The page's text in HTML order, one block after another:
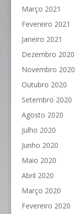
Março 2021
Fevereiro 2021
Janeiro 2021
Dezembro 2020
Novembro 2020
Outubro 2020
Setembro 2020
Agosto 2020
Julho 2020
Junho 2020
Maio 2020
Abril 2020
Março 2020
Fevereiro 2020